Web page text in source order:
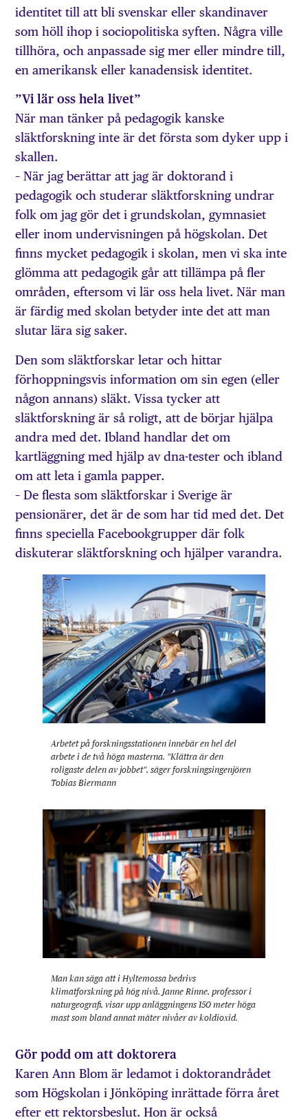
identitet till att bli svenskar eller skandinaver
som höll ihop i sociopolitiska syften. Några ville
tillhöra, och anpassade sig mer eller mindre till,
en amerikansk eller kanadensisk identitet.
”Vi lär oss hela livet”
När man tänker på pedagogik kanske
släktforskning inte är det första som dyker upp i
skallen.
– När jag berättar att jag är doktorand i
pedagogik och studerar släktforskning undrar
folk om jag gör det i grundskolan, gymnasiet
eller inom undervisningen på högskolan. Det
finns mycket pedagogik i skolan, men vi ska inte
glömma att pedagogik går att tillämpa på fler
områden, eftersom vi lär oss hela livet. När man
är färdig med skolan betyder inte det att man
slutar lära sig saker.
Den som släktforskar letar och hittar
förhoppningsvis information om sin egen (eller
någon annans) släkt. Vissa tycker att
släktforskning är så roligt, att de börjar hjälpa
andra med det. Ibland handlar det om
kartläggning med hjälp av dna-tester och ibland
om att leta i gamla papper.
– De flesta som släktforskar i Sverige är
pensionärer, det är de som har tid med det. Det
finns speciella Facebookgrupper där folk
diskuterar släktforskning och hjälper varandra.
Arbetet på forsknings­stationen inne­bär en hel del
arbete i de två höga masterna. ”Klättra är den
roligaste delen av jobbet”, säger forsknings­ingenjören
Tobias Biermann
Man kan säga att i Hyltemossa bedrivs
klimatforskning på hög nivå. Janne Rinne, professor i
naturgeografi, visar upp anläggningens 150 meter höga
mast som bland annat mäter nivåer av koldioxid.
Gör podd om att doktorera
Karen Ann Blom är ledamot i doktorandrådet
som Högskolan i Jönköping inrättade förra året
efter ett rektorsbeslut. Hon är också